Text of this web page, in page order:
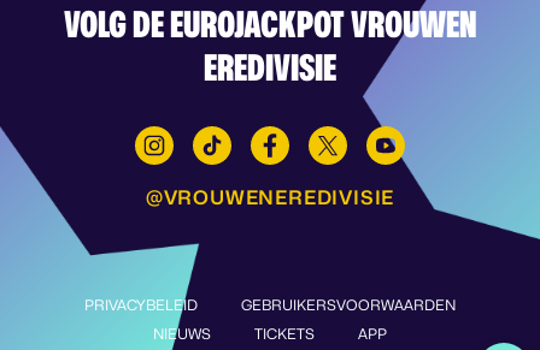
VOLG DE EUROJACKPOT VROUWEN
EREDIVISIE
@VROUWENEREDIVISIE
PRIVACYBELEID
GEBRUIKERSVOORWAARDEN
NIEUWS
TICKETS APP